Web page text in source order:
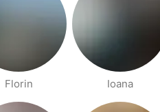
Florin Ioana